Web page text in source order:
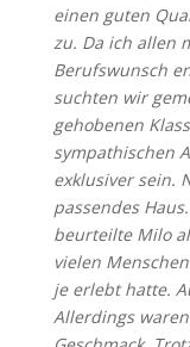
einen guten
zu. Da ich allen
Berufswunsch
suchten wir
gehobenen
sympathischen
exklusiver sein.
passendes
beurteilte Milo
vielen
je erlebt hatte.
Allerdings